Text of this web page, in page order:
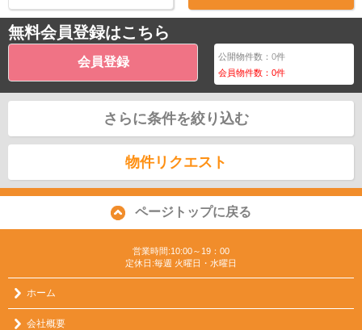
無料会員登録はこちら
会員登録 公開物件数：0件
会員物件数：0件
さらに条件を絞り込む
物件リクエスト
ページトップに戻る
営業時間:10:00～19：00
定休日:毎週 火曜日・水曜日
ホーム
会社概要